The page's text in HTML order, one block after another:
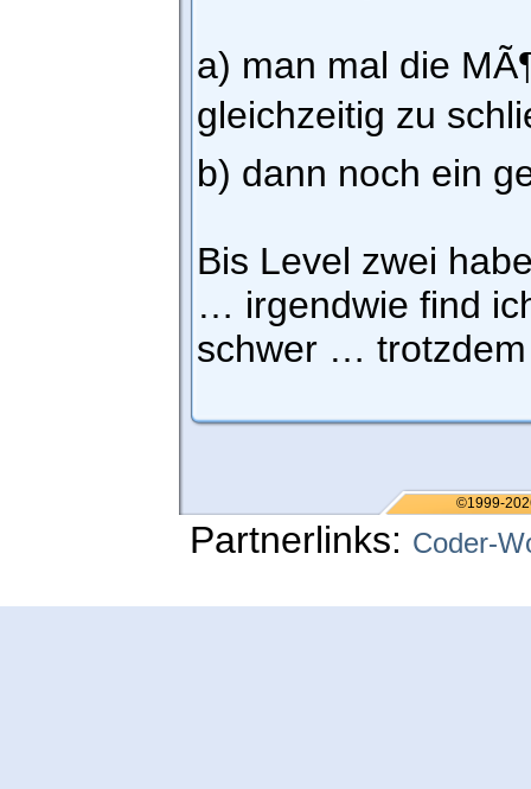
a) man mal die
gleichzeitig zu
b) dann noch ein
Bis Level zwei
… irgendwie find
schwer …
©1999-
Partnerlinks: Coder-